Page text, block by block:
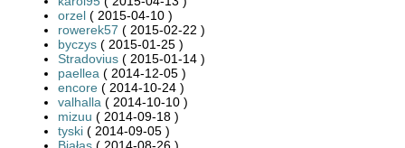
orzel ( 2015-04-10 )
rowerek57 ( 2015-02-22 )
byczys ( 2015-01-25 )
Stradovius ( 2015-01-14 )
paellea ( 2014-12-05 )
encore ( 2014-10-24 )
valhalla ( 2014-10-10 )
mizuu ( 2014-09-18 )
tyski ( 2014-09-05 )
Białas ( 2014-08-26 )